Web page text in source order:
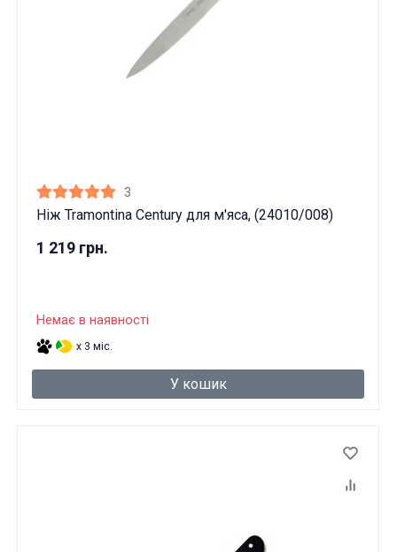
3
Ніж Tramontina Century для м'яса, (24010/008)
1 219 грн.
Немає в наявності
x 3 міс.
У кошик